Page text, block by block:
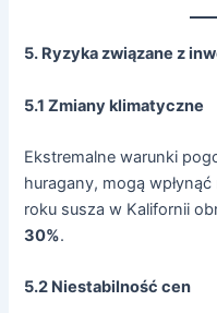
5. Ryzyka związane z
5.1 Zmiany klimatyczne
Ekstremalne warunki
huragany, mogą
roku susza w Kalifornii
30%.
5.2 Niestabilność cen